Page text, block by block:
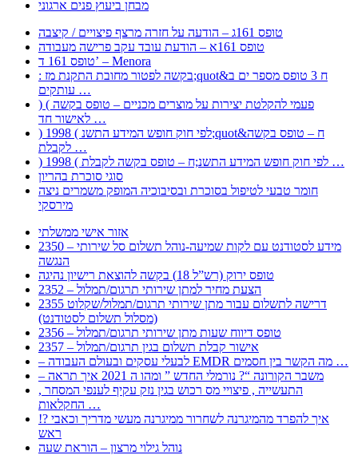
מבחן ביעוץ פנים ארגוני
טופס 161ג – הודעה על חזרה מרצף פיצויים / קיצבה
טופס 161א – הודעת עובד עקב פרישה מעבודה
טופס 161 ד’ – Menora
: בקשה לפטור מחובת התקנת מז;quot&ח 3 טופס מספר ים ב
עותקים …
) ( פעמי להקלטת יצירות על מוצרים מכניים – טופס בקשה
לאישור חד …
) 1998 ( לפי חוק חופש המידע התשנ;quot&ח – טופס בקשה
לקבלת …
) 1998 ( לפי חוק חופש המידע התשנ;ח – טופס בקשה לקבלת …
סוגי סוכרת בהריון
חומר טבעי לטיפול בסוכרת ובסיבוכיה המופק משמרים ניצה
מירסקי
אזור אישי ממשלתי
2350 – מידע לסטודנט עם לקות שמיעה-נוהל תשלום סל שירותי
הנגשה
טופס ירוק (רש”ל 18) בקשה להוצאת רישיון נהיגה
2352 – הצעת מחיר למתן שירותי תרגום/תמלול
2355 דרישה לתשלום עבור מתן שירותי תרגום/תמלול/שקלוט
(מסלול תשלום לסטודנט)
2356 – טופס דיווח שעות מתן שירותי תרגום/תמלול
2357 – אישור קבלת תשלום בגין תרגום/תמלול
– לבעלי עסקים ובעולם העבודה EMDR מה הקשר בין חסמים …
– משבר הקורונה “? נורמלי החדש ” ומהו ה 2021 איך תראה
, התעשייה , פיצויי מס רכוש בגין נזק עקיף לענפי המסחר
החקלאות …
!? איך להפרד מהמיגרנה לשחרור ממיגרנה מעשי מדריך וכאבי
ראש
נוהל גילוי מרצון – הוראת שעה